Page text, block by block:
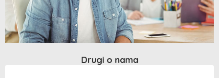
Drugi o nama